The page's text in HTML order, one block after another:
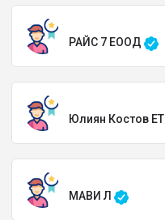
РАЙС 7 ЕООД
Юлиян Костов ЕТ
МАВИ Л